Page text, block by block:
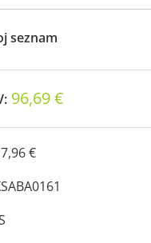
seznam
96,69 €
€